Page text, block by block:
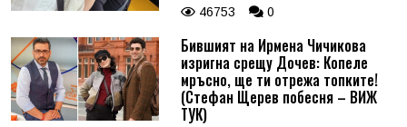
46753 0
Бившият на Ирмена Чичикова
изригна срещу Дочев: Копеле
мръсно, ще ти отрежа топките!
(Стефан Щерев побесня – ВИЖ
ТУК)